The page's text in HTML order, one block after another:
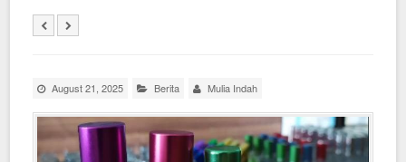
August 21, 2025 Berita Mulia Indah